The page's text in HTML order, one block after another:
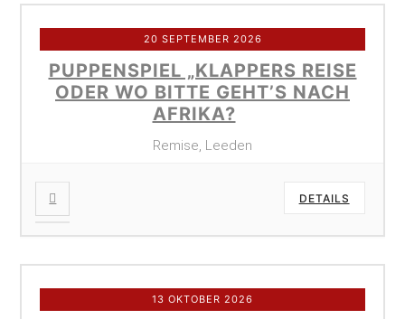
20 SEPTEMBER 2026
PUPPENSPIEL „KLAPPERS REISE
ODER WO BITTE GEHT’S NACH
AFRIKA?
Remise, Leeden
DETAILS
13 OKTOBER 2026